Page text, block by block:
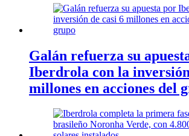
Galán refuerza su
Iberdrola con la
millones en acciones del